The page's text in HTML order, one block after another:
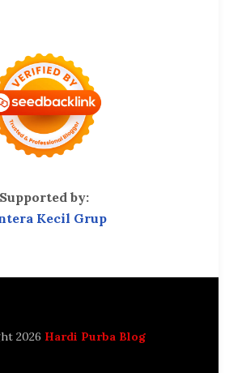
Supported by:
Kecil Grup
2026 Hardi Purba Blog